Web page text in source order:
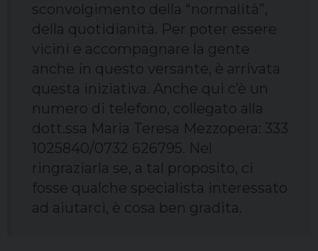
sconvolgimento della “normalità”,
della quotidianità. Per poter essere
vicini e accompagnare la gente
anche in questo versante, è arrivata
questa iniziativa. Anche qui c’è un
numero di telefono, collegato alla
dott.ssa Maria Teresa Mezzopera: 333
1025840/0732 626795. Nel
ringraziarla se, a tal proposito, ci
fosse qualche specialista interessato
ad aiutarci, è cosa ben gradita.